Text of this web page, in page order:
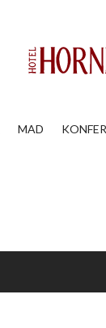
MAD